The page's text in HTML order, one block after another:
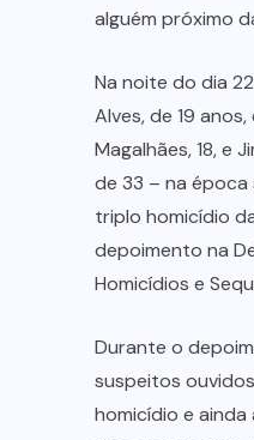
alguém próximo
Na noite do dia
Alves, de 19
Magalhães, 18, e
de 33 – na
triplo homicídio
depoimento na
Homicídios e
Durante o
suspeitos
homicídio e